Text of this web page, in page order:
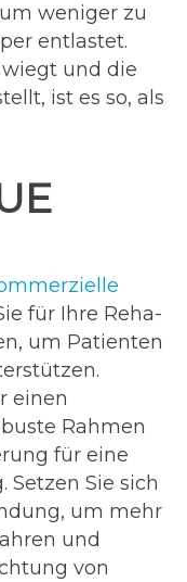
weniger zu
entlastet.
und die
ist es so, als
für Ihre Reha-
um Patienten
einen
Rahmen
für eine
Sie sich
um mehr
und
von